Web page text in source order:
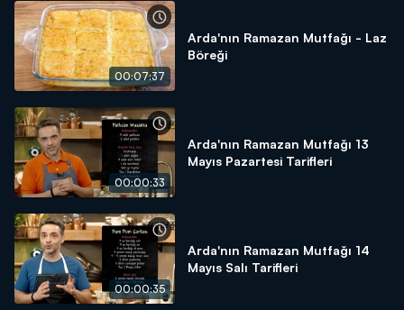
00:07:37
Arda'nın Ramazan Mutfağı - Laz
Böreği
00:00:33
Arda'nın Ramazan Mutfağı 13
Mayıs Pazartesi Tarifleri
00:00:35
Arda'nın Ramazan Mutfağı 14
Mayıs Salı Tarifleri